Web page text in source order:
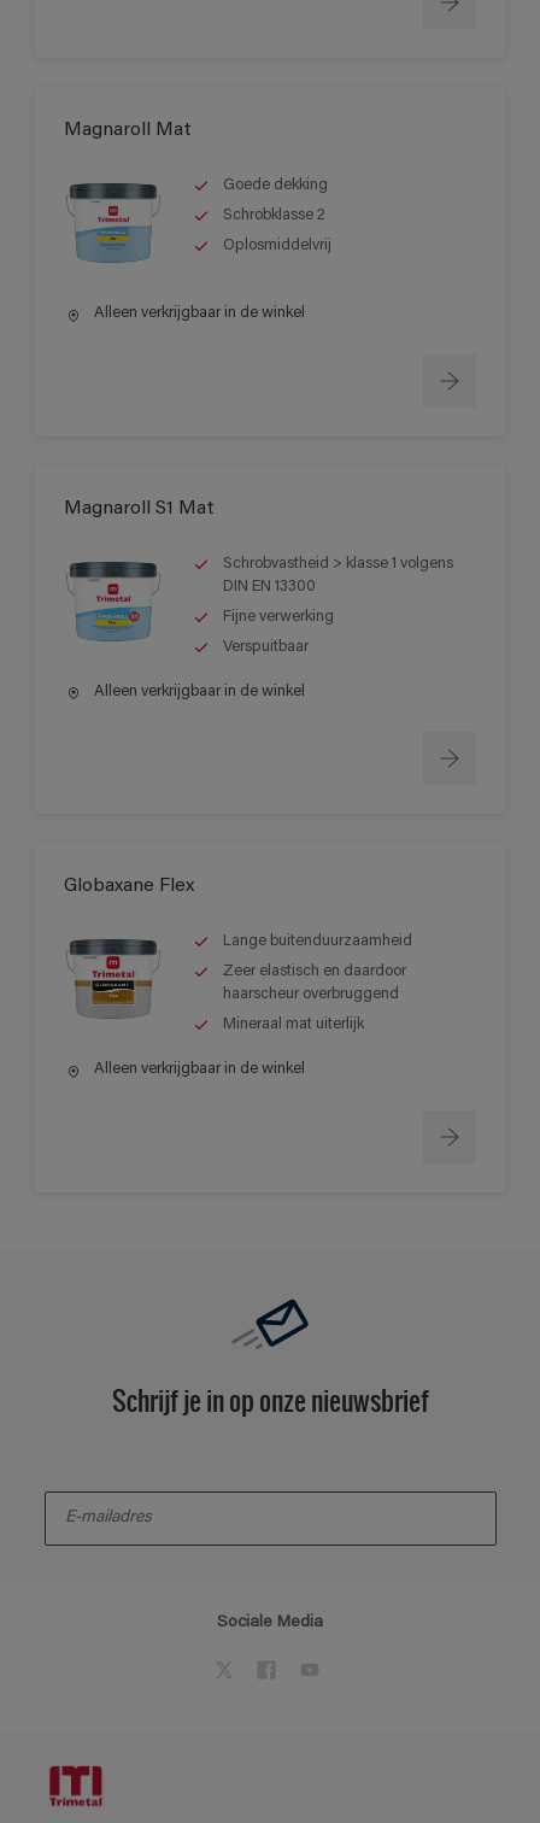
Magnaroll Mat
Goede dekking
Schrobklasse 2
Oplosmiddelvrij
Alleen verkrijgbaar in de winkel
Magnaroll S1 Mat
Schrobvastheid > klasse 1 volgens
DIN EN 13300
Fijne verwerking
Verspuitbaar
Alleen verkrijgbaar in de winkel
Globaxane Flex
Lange buitenduurzaamheid
Zeer elastisch en daardoor
haarscheur overbruggend
Mineraal mat uiterlijk
Alleen verkrijgbaar in de winkel
Schrijf je in op onze nieuwsbrief
Sociale Media